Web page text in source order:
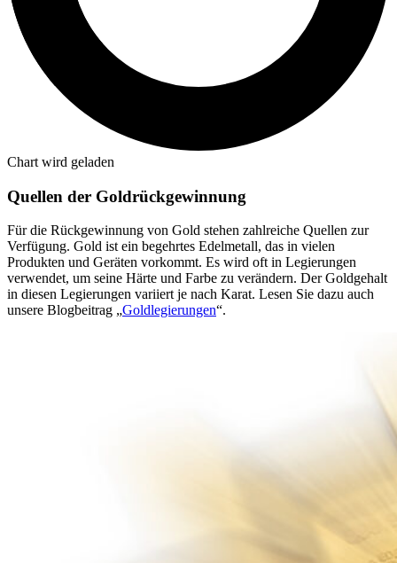
Chart wird geladen
Quellen der Goldrückgewinnung
Für die Rückgewinnung von Gold stehen zahlreiche Quellen zur
Verfügung. Gold ist ein begehrtes Edelmetall, das in vielen
Produkten und Geräten vorkommt. Es wird oft in Legierungen
verwendet, um seine Härte und Farbe zu verändern. Der Goldgehalt
in diesen Legierungen variiert je nach Karat. Lesen Sie dazu auch
unsere Blogbeitrag „Goldlegierungen“.